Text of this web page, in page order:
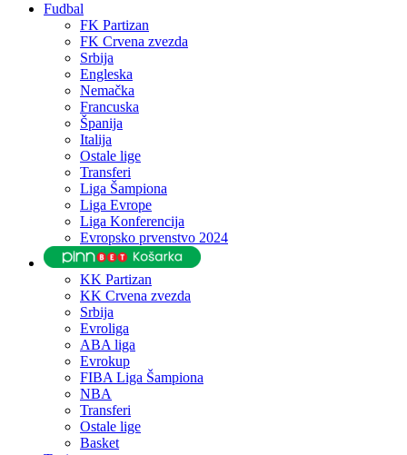
Fudbal
FK Partizan
FK Crvena zvezda
Srbija
Engleska
Nemačka
Francuska
Španija
Italija
Ostale lige
Transferi
Liga Šampiona
Liga Evrope
Liga Konferencija
Evropsko prvenstvo 2024
KK Partizan
KK Crvena zvezda
Srbija
Evroliga
ABA liga
Evrokup
FIBA Liga Šampiona
NBA
Transferi
Ostale lige
Basket